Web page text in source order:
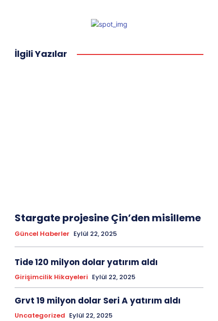
İlgili Yazılar
Stargate projesine Çin’den misilleme
Güncel Haberler Eylül 22, 2025
Tide 120 milyon dolar yatırım aldı
Girişimcilik Hikayeleri Eylül 22, 2025
Grvt 19 milyon dolar Seri A yatırım aldı
Uncategorized Eylül 22, 2025